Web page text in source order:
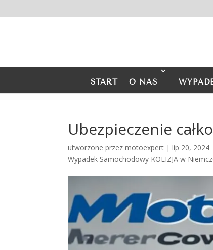
START O NAS
Ubezpieczenie
utworzone przezmotoexpert |lip 20, 2024
Wypadek Samochodowy KOLIZJA w